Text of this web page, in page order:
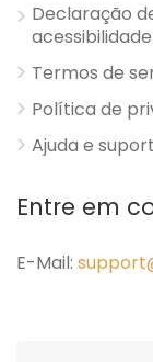
Declaração
acessibilidade
Termos de
Política de
Ajuda e
Entre em
E-Mail: